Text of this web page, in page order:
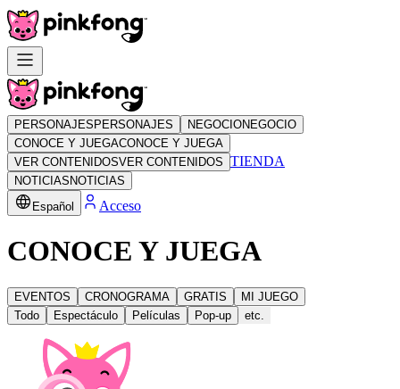
PERSONAJES PERSONAJES NEGOCIONEGOCIO
CONOCE Y JUEGACONOCE Y JUEGA
VER CONTENIDOSVER CONTENIDOS TIENDA
NOTICIAS NOTICIAS
Español
Acceso
CONOCE Y JUEGA
EVENTOS CRONOGRAMA GRATIS
MI JUEGO
Todo
Espectáculo Películas Pop-up etc.